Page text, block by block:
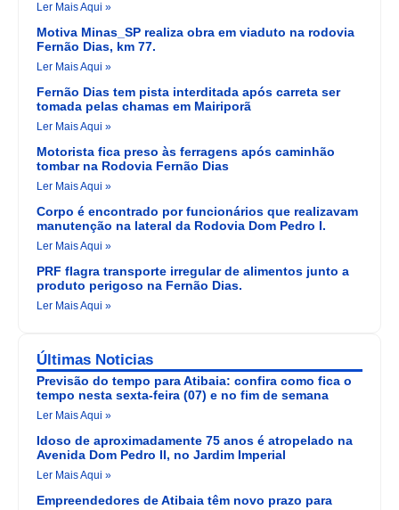
Ler Mais Aqui »
Motiva Minas_SP realiza obra em viaduto na rodovia
Fernão Dias, km 77.
Ler Mais Aqui »
Fernão Dias tem pista interditada após carreta ser
tomada pelas chamas em Mairiporã
Ler Mais Aqui »
Motorista fica preso às ferragens após caminhão
tombar na Rodovia Fernão Dias
Ler Mais Aqui »
Corpo é encontrado por funcionários que realizavam
manutenção na lateral da Rodovia Dom Pedro I.
Ler Mais Aqui »
PRF flagra transporte irregular de alimentos junto a
produto perigoso na Fernão Dias.
Ler Mais Aqui »
Últimas Noticias
Previsão do tempo para Atibaia: confira como fica o
tempo nesta sexta-feira (07) e no fim de semana
Ler Mais Aqui »
Idoso de aproximadamente 75 anos é atropelado na
Avenida Dom Pedro II, no Jardim Imperial
Ler Mais Aqui »
Empreendedores de Atibaia têm novo prazo para